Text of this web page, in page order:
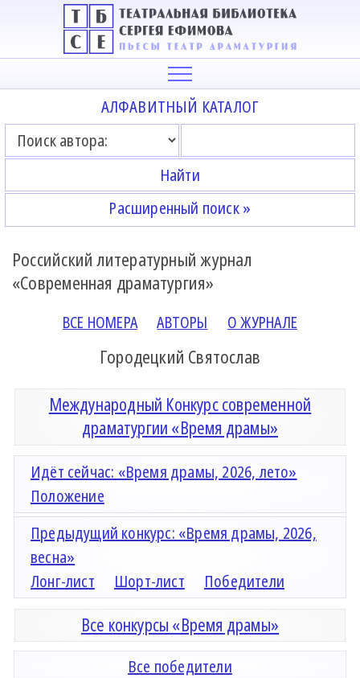
АЛФАВИТНЫЙ КАТАЛОГ
Расширенный поиск »
Российский литературный журнал
«Современная драматургия»
ВСЕ НОМЕРА АВТОРЫ О ЖУРНАЛЕ
Городецкий Святослав
Международный Конкурс современной
драматургии «Время драмы»
Идёт сейчас: «Время драмы, 2026, лето»
Положение
Предыдущий конкурс: «Время драмы, 2026,
весна»
Лонг-лист
Шорт-лист Победители
Все конкурсы «Время драмы»
Все победители